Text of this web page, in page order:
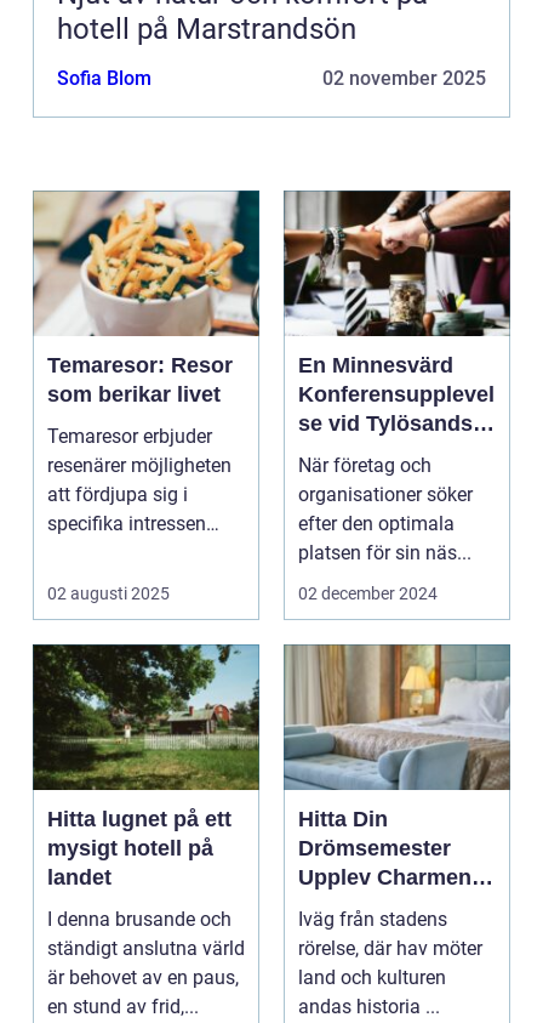
hotell på Marstrandsön
Sofia Blom 02 november 2025
Temaresor: Resor
som berikar livet
Temaresor erbjuder
resenärer möjligheten
att fördjupa sig i
specifika intressen
02 augusti 2025
En Minnesvärd
Konferensupplevel
se vid Tylösands
Kust
När företag och
organisationer söker
efter den optimala
platsen för sin näs...
02 december 2024
Hitta lugnet på ett
mysigt hotell på
landet
I denna brusande och
ständigt anslutna värld
är behovet av en paus,
en stund av frid,...
Hitta Din
Drömsemester
Upplev Charmen
med Hotell i
Halland
Iväg från stadens
rörelse, där hav möter
land och kulturen
andas historia ...